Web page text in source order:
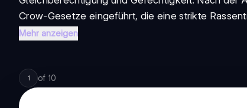
Crow-Gesetze eingeführt, die eine strikte
Mehr anzeigen
1 of 10